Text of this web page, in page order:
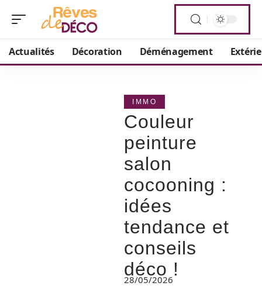
Actualités Décoration Déménagement
IMMO
Couleur
peinture
salon
cocooning :
idées
tendance et
conseils
déco !
28/05/2026